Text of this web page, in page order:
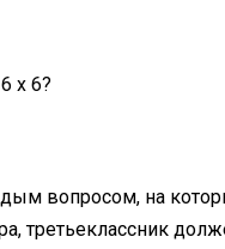
x 6?
вопросом, на
третьеклассник